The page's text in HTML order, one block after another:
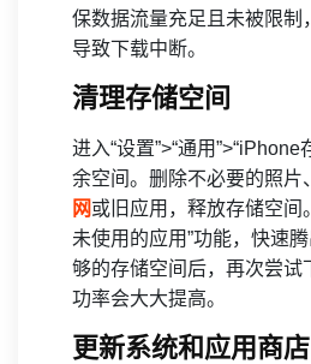
保数据流量充足且未被限制
导致下载中断。
清理存储空间
进入“设置”>“通用”>“iPhone
余空间。删除不必要的照片
网或旧应用，释放存储空间
未使用的应用”功能，快速
够的存储空间后，再次尝试
功率会大大提高。
更新系统和应用商店